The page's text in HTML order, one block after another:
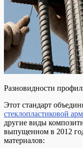
Разновидности
Этот стандарт
стеклопластиковой
другие виды
выпущенном в 2012
материалов: